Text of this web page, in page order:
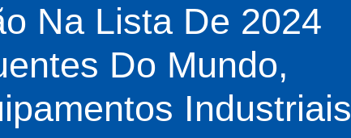
Na Lista De 2024
Do Mundo,
Industriais